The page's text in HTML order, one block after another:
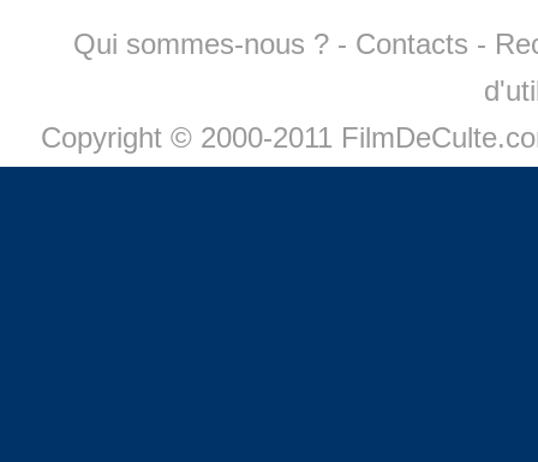
Qui sommes-nous ? - Contacts -
Copyright © 2000-2011